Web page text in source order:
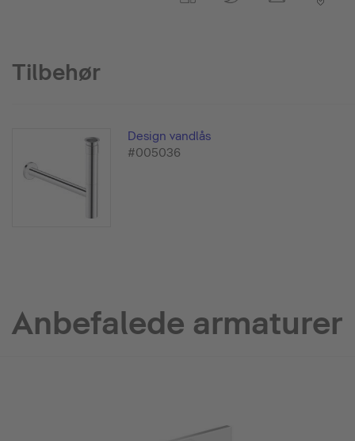
Tilbehør
Design vandlås
#005036
Anbefalede armaturer